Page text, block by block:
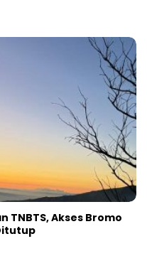
TNBTS, Akses Bromo